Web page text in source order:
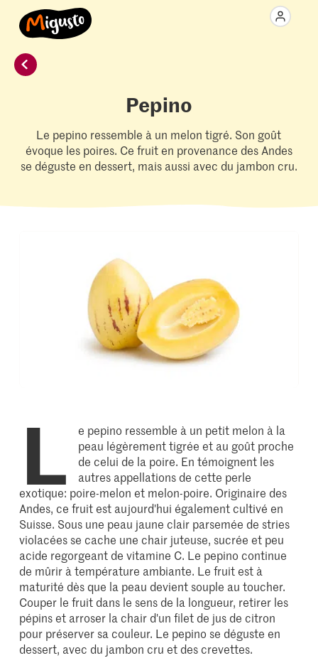
Pepino
Le pepino ressemble à un melon tigré. Son goût
évoque les poires. Ce fruit en provenance des Andes
se déguste en dessert, mais aussi avec du jambon cru.
L
e pepino ressemble à un petit melon à la
peau légèrement tigrée et au goût proche
de celui de la poire. En témoignent les
autres appellations de cette perle
exotique: poire-melon et melon-poire. Originaire des
Andes, ce fruit est aujourd'hui également cultivé en
Suisse. Sous une peau jaune clair parsemée de stries
violacées se cache une chair juteuse, sucrée et peu
acide regorgeant de vitamine C. Le pepino continue
de mûrir à température ambiante. Le fruit est à
maturité dès que la peau devient souple au toucher.
Couper le fruit dans le sens de la longueur, retirer les
pépins et arroser la chair d'un filet de jus de citron
pour préserver sa couleur. Le pepino se déguste en
dessert, avec du jambon cru et des crevettes.